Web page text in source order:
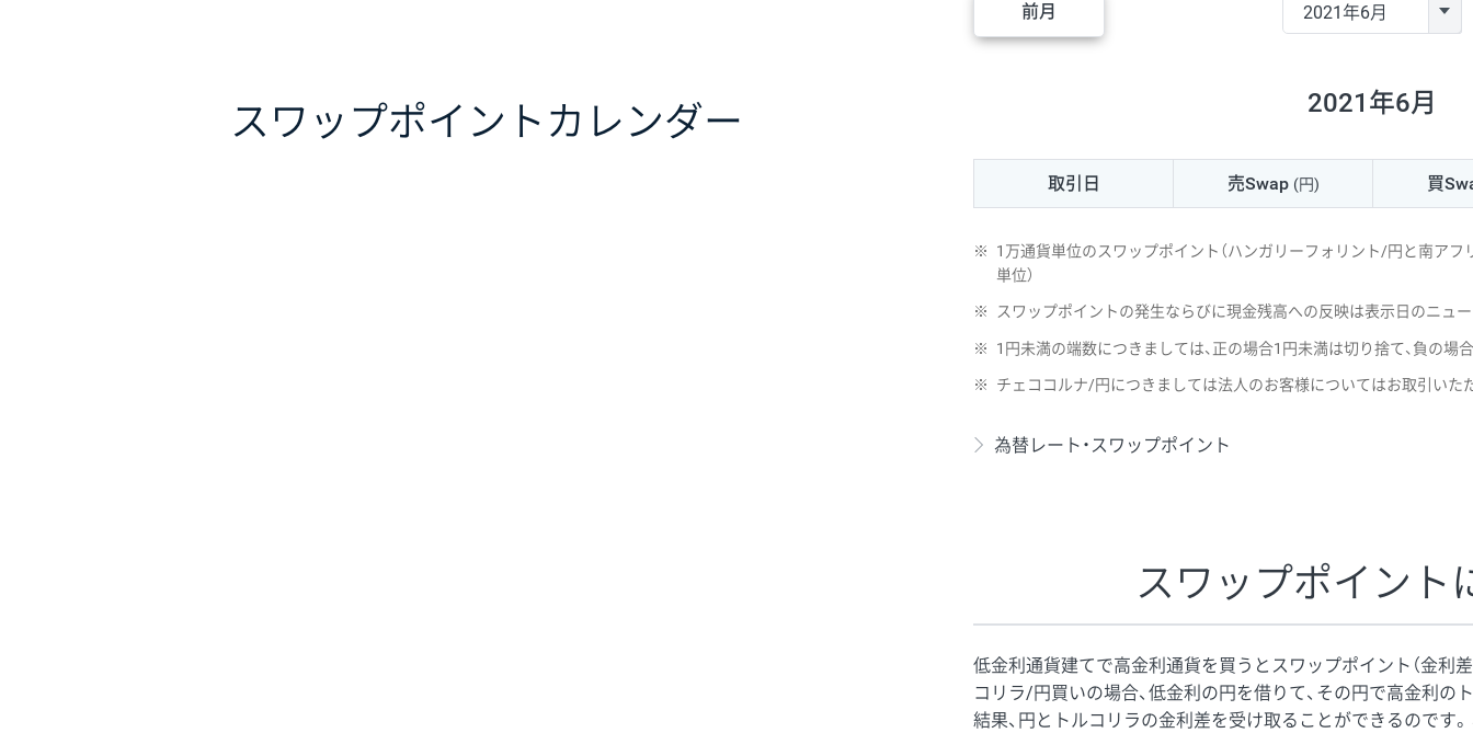
スワップポイント カレンダー
MXN/JPY 140円
AUD/USD
EUR/AUD 103円
160円
※ハンガリーフォリント/円と南アフリカランド/円とメキシコペソ/
前月
2021年6月
取引日 売Swap (円) 買
※
1万通貨単位のスワップポイント（ハンガリーフォリント/円と南ア
単位）
※ スワップポイントの発生ならびに現金残高への反映は表示日のニュ
※ 1円未満の端数につきましては、正の場合1円未満は切り捨て、負の場
※ チェココルナ/円につきましては法人のお客様についてはお取引いた
為替レート・スワップポイント
スワップポイント
低金利通貨建てで高金利通貨を買うとスワップポイント（金利
コリラ/円買いの場合、低金利の円を借りて、その円で高金利の
結果、円とトルコリラの金利差を受け取ることができるのです